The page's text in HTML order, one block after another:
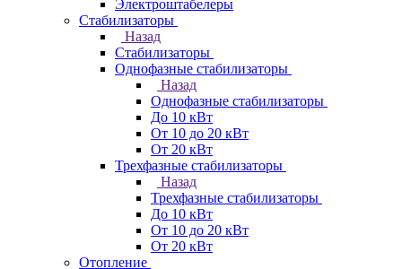
Электроштабелеры
Стабилизаторы
Назад
Стабилизаторы
Однофазные стабилизаторы
Назад
Однофазные стабилизаторы
До 10 кВт
От 10 до 20 кВт
От 20 кВт
Трехфазные стабилизаторы
Назад
Трехфазные стабилизаторы
До 10 кВт
От 10 до 20 кВт
От 20 кВт
Отопление